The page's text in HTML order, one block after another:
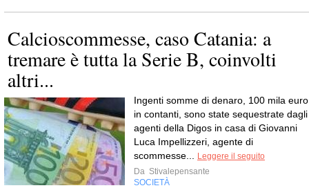
Calcioscommesse, caso Catania: a
tremare è tutta la Serie B, coinvolti
altri...
Ingenti somme di denaro, 100 mila euro
in contanti, sono state sequestrate dagli
agenti della Digos in casa di Giovanni
Luca Impellizzeri, agente di
scommesse...
Leggere il seguito
Da Stivalepensante
SOCIETÀ